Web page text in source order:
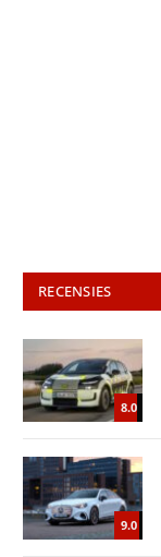
RECENSIES
8.0
9.0